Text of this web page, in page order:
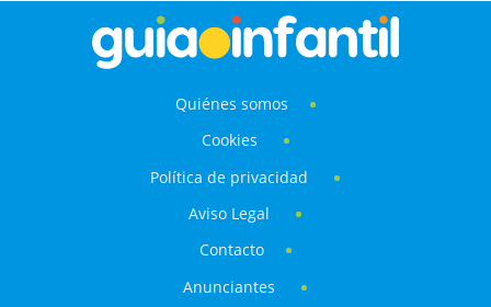
Quiénes somos
Cookies
Política de privacidad
Aviso Legal
Contacto
Anunciantes